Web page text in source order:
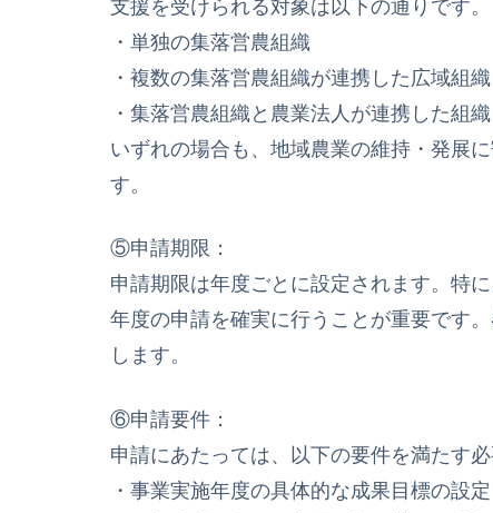
支援を受けられる対象は以下の通りです。
・単独の集落営農組織
・複数の集落営農組織が連携した広域組織
・集落営農組織と農業法人が連携した組織
いずれの場合も、地域農業の維持・発展
す。
⑤申請期限：
申請期限は年度ごとに設定されます。特
年度の申請を確実に行うことが重要です
します。
⑥申請要件：
申請にあたっては、以下の要件を満たす必
・事業実施年度の具体的な成果目標の設定